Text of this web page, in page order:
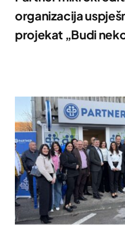
organizacija
projekat „Budi